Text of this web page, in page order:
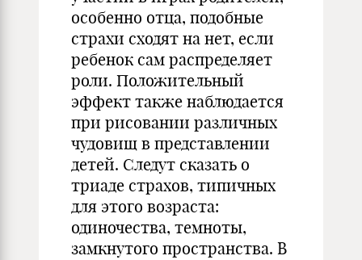
особенно отца, подобные
страхи сходят на нет, если
ребенок сам распределяет
роли. Положительный
эффект также наблюдается
при рисовании различных
чудовищ в представлении
детей. Следут сказать о
триаде страхов, типичных
для этого возраста:
одиночества, темноты,
замкнутого пространства. В